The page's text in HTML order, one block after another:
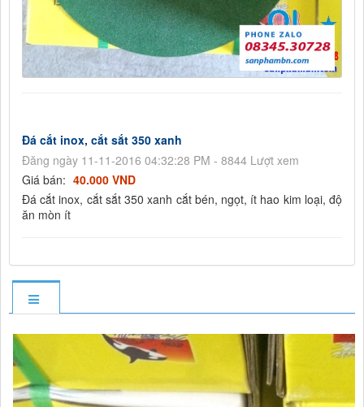
Đá cắt inox, cắt sắt 350 xanh
Đăng ngày 11-11-2016 04:32:28 PM - 8844 Lượt xem
Giá bán: 40.000 VND
Đá cắt inox, cắt sắt 350 xanh cắt bén, ngọt, ít hao kim loại, độ
ăn mòn ít